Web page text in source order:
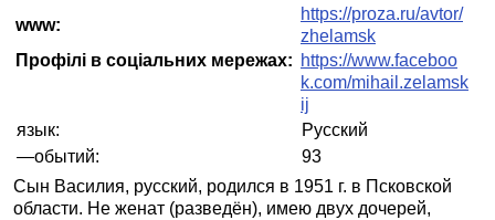
www:
https://proza.ru/avtor/
zhelamsk
Профілі в соціальних мережах: https://www.faceboo
k.com/mihail.zelamsk
ij
язык:
Русский
—обытий:
93
Сын Василия, русский, родился в 1951 г. в Псковской
области. Не женат (разведён), имею двух дочерей,